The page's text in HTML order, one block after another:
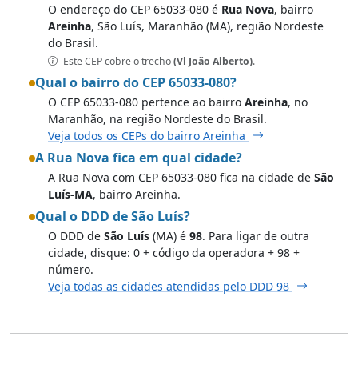
O endereço do CEP 65033-080 é Rua Nova, bairro
Areinha, São Luís, Maranhão (MA), região Nordeste
do Brasil.
Este CEP cobre o trecho(Vl João Alberto).
Qual o bairro do CEP 65033-080?
O CEP 65033-080 pertence ao bairro Areinha, no
Maranhão, na região Nordeste do Brasil.
Veja todos os CEPs do bairro Areinha
A Rua Nova fica em qual cidade?
A Rua Nova com CEP 65033-080 fica na cidade de São
Luís-MA, bairro Areinha.
Qual o DDD de São Luís?
O DDD de São Luís (MA) é 98. Para ligar de outra
cidade, disque: 0 + código da operadora + 98 +
número.
Veja todas as cidades atendidas pelo DDD 98